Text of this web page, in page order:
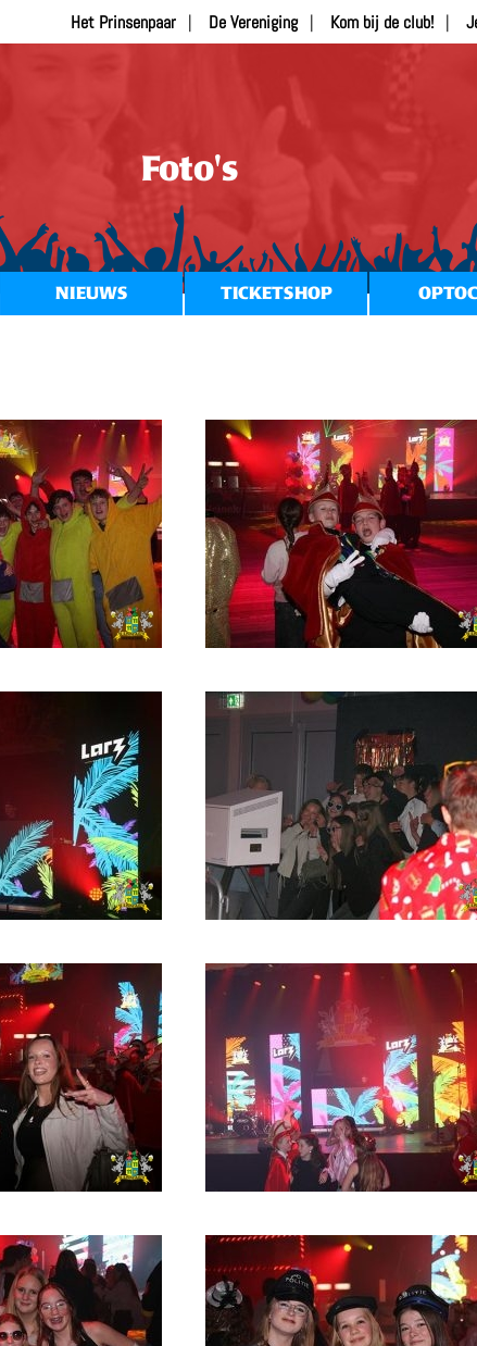
Foto's
Het Prinsenpaar De Vereniging Kom bij de club!
NIEUWS TICKETSHOP